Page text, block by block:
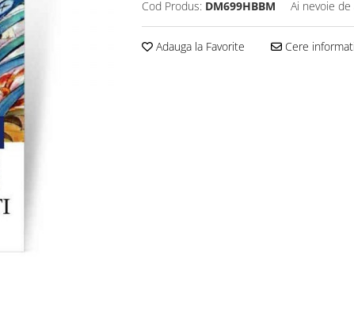
Cod Produs: DM699HBBM Ai nevoie de
Adauga la Favorite Cere